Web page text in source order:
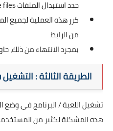
حدد استبدال الملفات replace the files
كرر هذه العملية لجميع
من الرابط
بمجرد الانتهاء من ذلك،
الطريقة الثالثة :
تشغيل اللعبة / البرنامج في وضع
هذه المشكلة لكثير من